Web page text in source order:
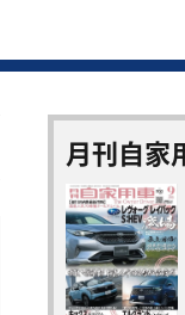
月刊自家